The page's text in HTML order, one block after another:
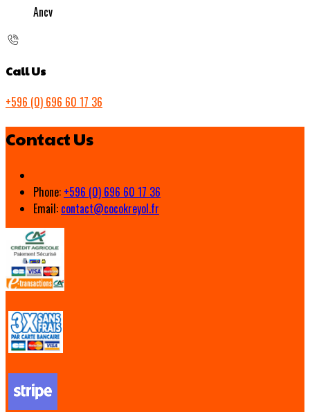
Ancv
Call Us
+596 (0) 696 60 17 36
Contact Us
Phone: +596 (0) 696 60 17 36
Email: contact@cocokreyol.fr